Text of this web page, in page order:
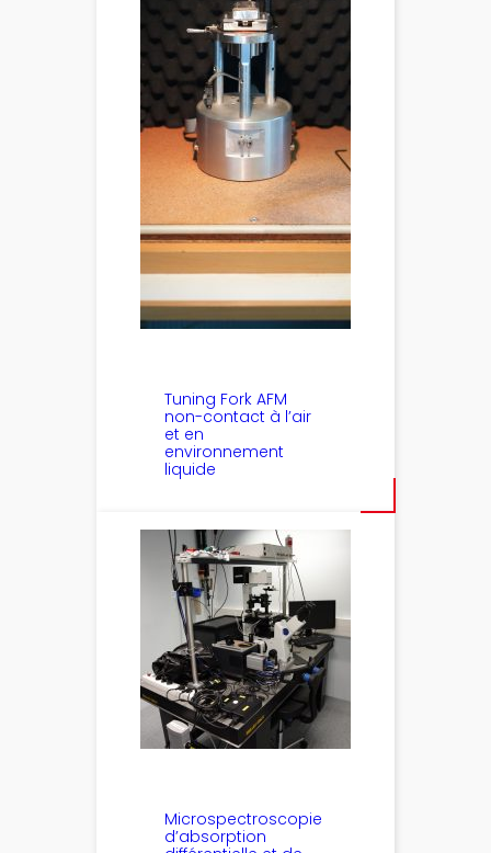
Tuning Fork AFM
non-contact à l’air
et en
environnement
liquide
Microspectroscopie
d’absorption